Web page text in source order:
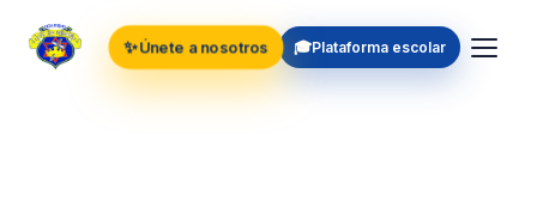
✨Únete a nosotros 🎓Plataforma escolar